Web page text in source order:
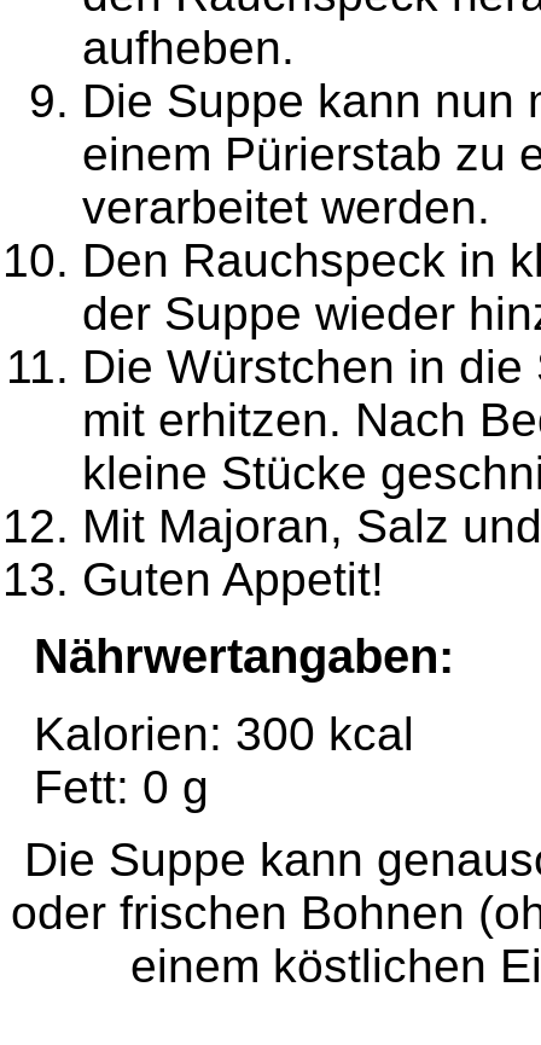
aufheben.
Die Suppe kann nun
einem Pürierstab zu
verarbeitet werden.
Den Rauchspeck in
der Suppe wieder
Die Würstchen in
mit erhitzen. Nach
kleine Stücke
Mit Majoran, Salz
Guten Appetit!
Nährwertangaben:
Kalorien: 300 kcal
Fett: 0 g
Die Suppe kann
oder frischen Bohnen
einem köstlichen